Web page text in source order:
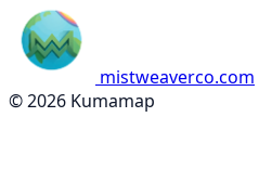
mistweaverco.com
© 2026 Kumamap